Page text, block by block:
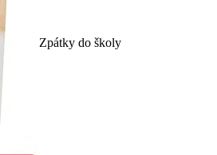
Zpátky do školy